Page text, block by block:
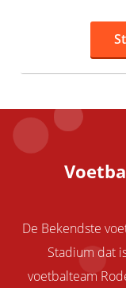
De Bekendste
Stadium dat
voetbalteam